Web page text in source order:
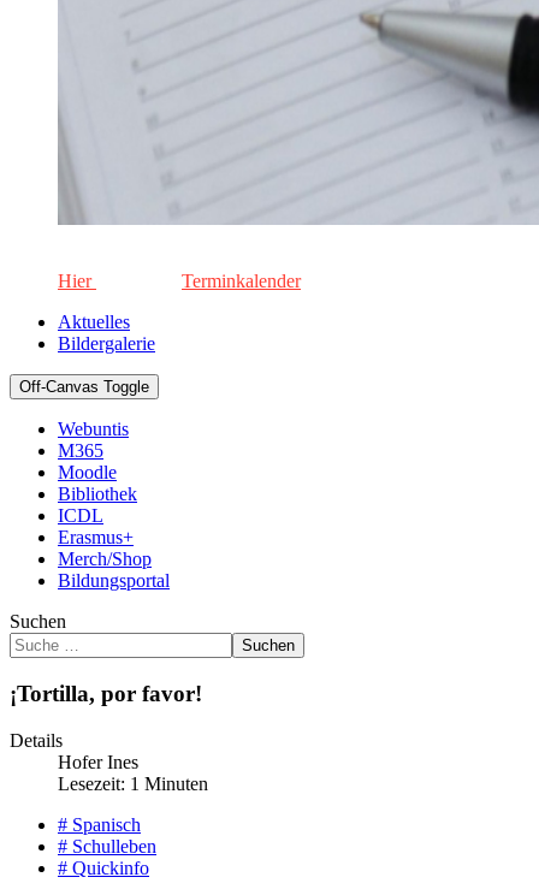
Hier
Terminkalender
Aktuelles
Bildergalerie
Off-Canvas Toggle
Webuntis
M365
Moodle
Bibliothek
ICDL
Erasmus+
Merch/Shop
Bildungsportal
Suchen
Suchen
¡Tortilla, por favor!
Details
Hofer Ines
Lesezeit: 1 Minuten
# Spanisch
# Schulleben
# Quickinfo